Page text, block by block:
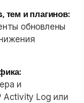
тем и плагинов:
обновлены
и
Activity Log или